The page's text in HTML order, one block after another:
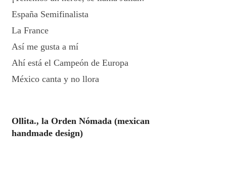
España Semifinalista
La France
Así me gusta a mí
Ahí está el Campeón de Europa
México canta y no llora
Ollita., la Orden Nómada (mexican
handmade design)